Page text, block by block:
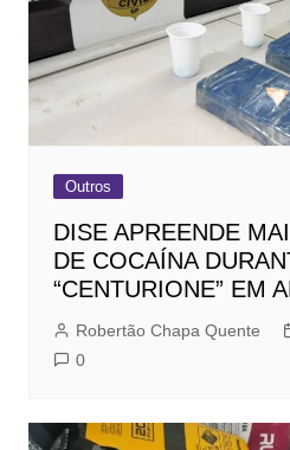
Outros
DISE APREENDE
DE COCAÍNA
“CENTURIONE” EM
Robertão Chapa Quente
0